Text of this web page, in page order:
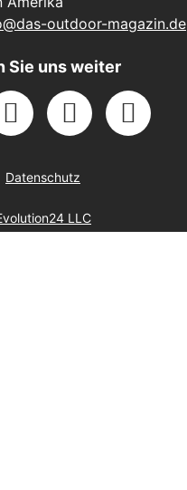
outdoor-magazin.de
Sie uns weiter
Datenschutz
LLC